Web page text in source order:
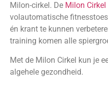
Milon-cirkel. De Milon Cirkel
volautomatische
én krant te kunnen
training komen alle
Met de Milon Cirkel kun je
algehele gezondheid.